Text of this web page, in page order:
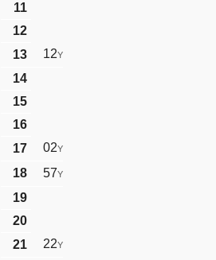
11
12
13
12Y
14
15
16
17
02Y
18 57Y
19
20
21
22Y